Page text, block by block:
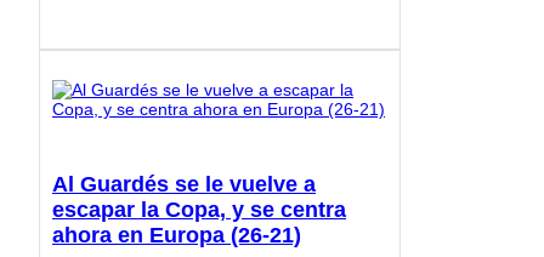
Al Guardés se le vuelve a
escapar la Copa, y se centra
ahora en Europa (26-21)